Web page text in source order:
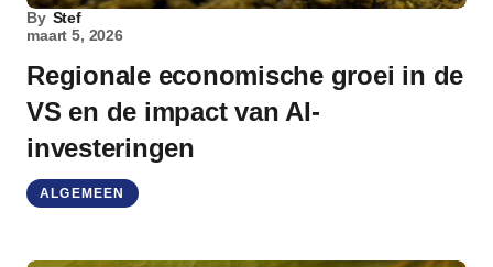
By Stef
maart 5, 2026
Regionale economische groei in de
VS en de impact van AI-
investeringen
ALGEMEEN